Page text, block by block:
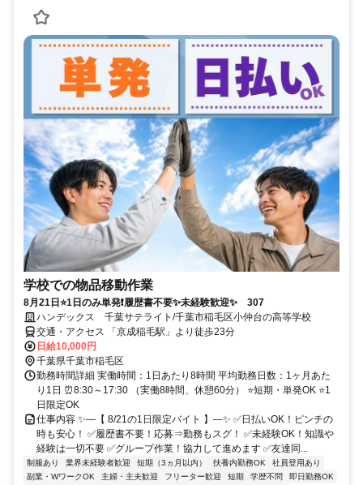
学校での物品移動作業
8月21日⭐1日のみ単発❗履歴書不要✨未経験歓迎✨ 307
ハンデックス 千葉サテライト/千葉市稲毛区小仲台の高等学校
交通・アクセス 「京成稲毛駅」より徒歩23分
日給10,000円
千葉県千葉市稲毛区
勤務時間詳細 実働時間：1日あたり8時間 平均勤務日数：1ヶ月あた
り1日 ⏰8:30～17:30 （実働8時間、休憩60分） ⭐短期・単発OK ⭐1
日限定OK
仕事内容 ✨―【 8/21の1日限定バイト 】―✨ ✅日払いOK！ピンチの
時も安心！ ✅履歴書不要！応募⇒勤務もスグ！ ✅未経験OK！知識や
経験は一切不要 ✅グループ作業！協力して進めます ✅友達同...
制服あり 業界未経験者歓迎 短期（3ヵ月以内） 扶養内勤務OK
社員登用あり
副業・WワークOK
主婦・主夫歓迎 フリーター歓迎 短期 学歴不問
即日勤務OK